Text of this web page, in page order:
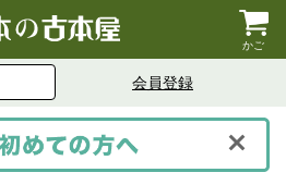
かご
会員登録